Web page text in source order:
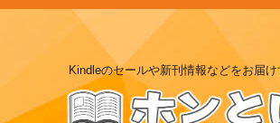
Kindleのセールや新刊情報などをお届